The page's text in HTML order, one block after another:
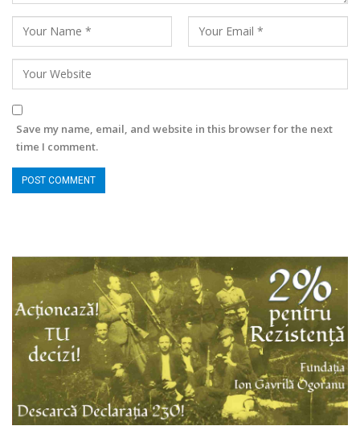
Save my name, email, and website in this browser for the next
time I comment.